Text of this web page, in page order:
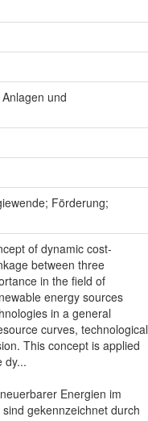
und
Förderung;
of dynamic cost-
between three
in the field of
energy sources
in a general
curves, technological
This concept is applied
dy...
Energien im
gekennzeichnet durch